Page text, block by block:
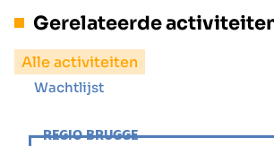
Gerelateerde
Alle activiteiten
Wachtlijst
REGIO BRUGGE